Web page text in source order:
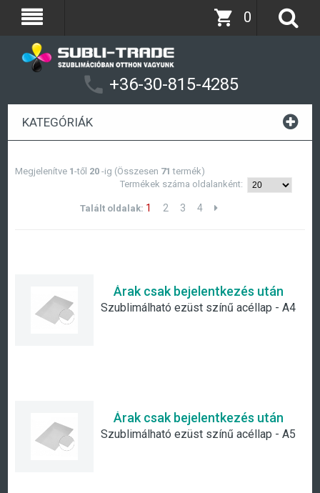
+36-30-815-4285
0
KATEGÓRIÁK
Megjelenítve 1-től 20-ig (Összesen 71 termék)
Termékek száma oldalanként:
Talált oldalak: 1 2 3 4
Árak csak bejelentkezés után
Szublimálható ezüst színű acéllap - A4
Árak csak bejelentkezés után
Szublimálható ezüst színű acéllap - A5